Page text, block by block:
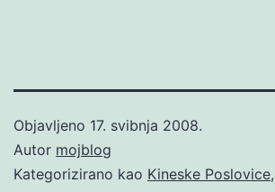
Objavljeno 17. svibnja 2008.
Autor mojblog
Kategorizirano kao Kineske Poslovice,